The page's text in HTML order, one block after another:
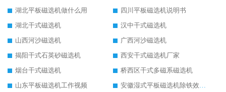
湖北平板磁选机做什么用
四川平板磁选机说明书
湖北干式磁选机
汉中干式磁选机
山西河沙磁选机
广西河沙磁选机
揭阳干式石英砂磁选机
西安干式磁选机厂家
烟台干式磁选机
桥西区干式多磁系磁选机
山东平板磁选机工作视频
安徽湿式平板磁选机除铁效果怎么样